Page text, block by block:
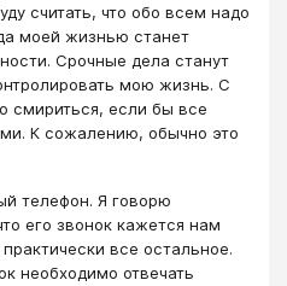
считать, что обо всем надо
моей жизнью станет
Срочные дела станут
мою жизнь. С
смириться, если бы все
К сожалению, обычно это
телефон. Я говорю
его звонок кажется нам
все остальное.
необходимо отвечать